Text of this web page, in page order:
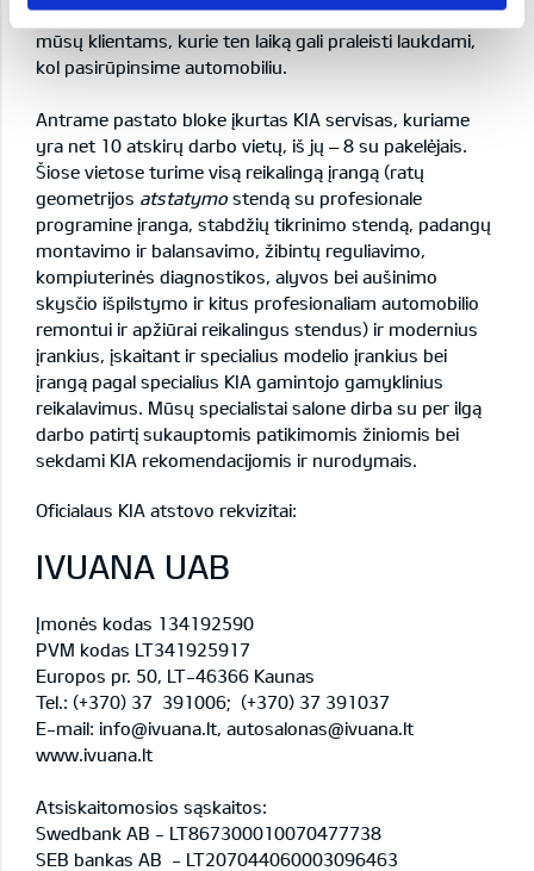
administracija, ir, galiausiai, dvi poilsio vietos, skirtos
mūsų klientams, kurie ten laiką gali praleisti laukdami,
kol pasirūpinsime automobiliu.
Antrame pastato bloke įkurtas KIA servisas, kuriame
yra net 10 atskirų darbo vietų, iš jų – 8 su pakelėjais.
Šiose vietose turime visą reikalingą įrangą (ratų
geometrijos atstatymo stendą su profesionale
programine įranga, stabdžių tikrinimo stendą, padangų
montavimo ir balansavimo, žibintų reguliavimo,
kompiuterinės diagnostikos, alyvos bei aušinimo
skysčio išpilstymo ir kitus profesionaliam automobilio
remontui ir apžiūrai reikalingus stendus) ir modernius
įrankius, įskaitant ir specialius modelio įrankius bei
įrangą pagal specialius KIA gamintojo gamyklinius
reikalavimus. Mūsų specialistai salone dirba su per ilgą
darbo patirtį sukauptomis patikimomis žiniomis bei
sekdami KIA rekomendacijomis ir nurodymais.
Oficialaus KIA atstovo rekvizitai:
IVUANA UAB
Įmonės kodas 134192590
PVM kodas LT341925917
Europos pr. 50, LT-46366 Kaunas
Tel.: (+370) 37 391006; (+370) 37 391037
E-mail: info@ivuana.lt, autosalonas@ivuana.lt
www.ivuana.lt
Atsiskaitomosios sąskaitos:
Swedbank AB - LT867300010070477738
SEB bankas AB - LT207044060003096463